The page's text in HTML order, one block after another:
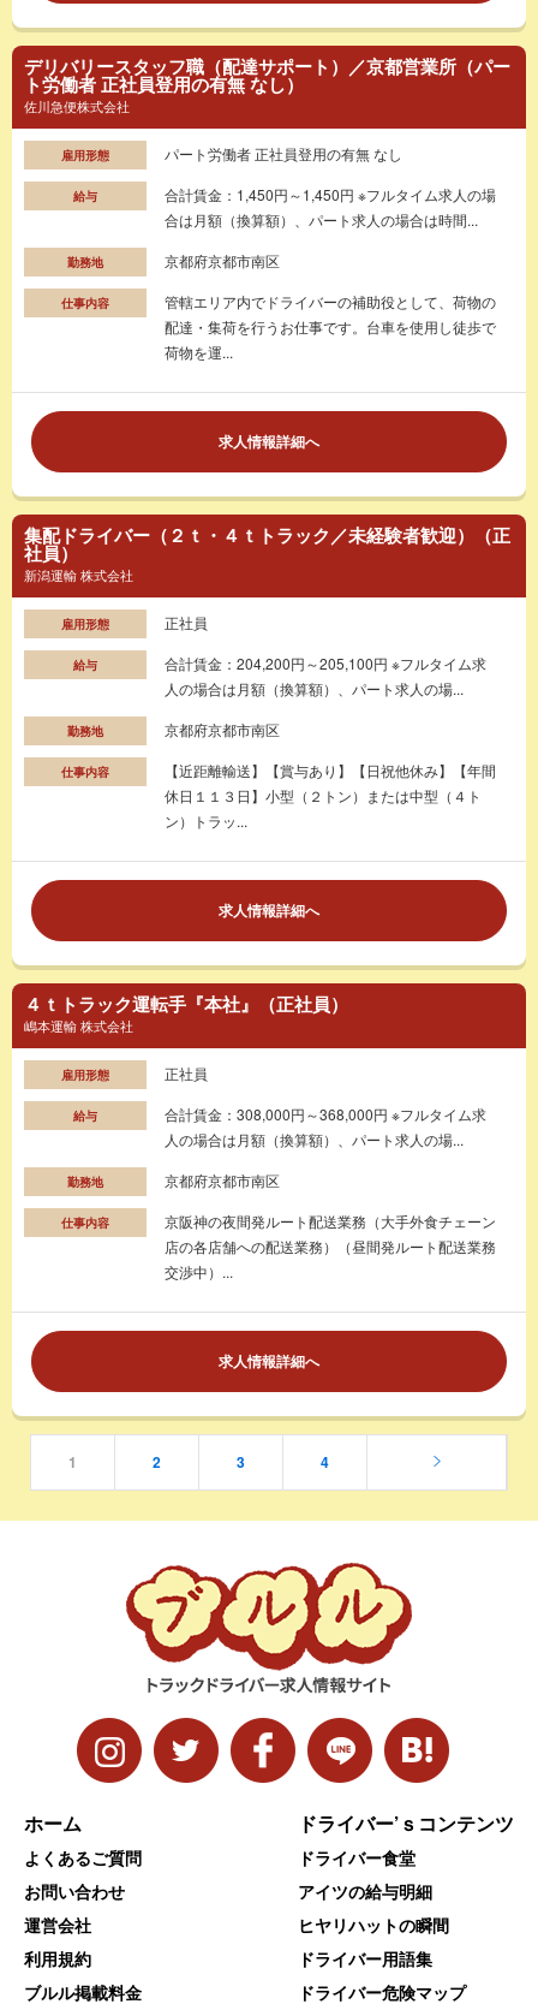
デリバリースタッフ職（配達サポート）／京都営業所（パー
ト労働者 正社員登用の有無 なし）
佐川急便株式会社
雇用形態 パート労働者 正社員登用の有無 なし
給与
合計賃金：1,450円～1,450円 ※フルタイム求人の場
合は月額（換算額）、パート求人の場合は時間...
勤務地 京都府京都市南区
仕事内容
管轄エリア内でドライバーの補助役として、荷物の
配達・集荷を行うお仕事です。台車を使用し徒歩で
荷物を運...
求人情報詳細へ
集配ドライバー（２ｔ・４ｔトラック／未経験者歓迎）（正
社員）
新潟運輸 株式会社
雇用形態 正社員
給与
合計賃金：204,200円～205,100円 ※フルタイム求
人の場合は月額（換算額）、パート求人の場...
勤務地 京都府京都市南区
仕事内容
【近距離輸送】【賞与あり】【日祝他休み】【年間
休日１１３日】小型（２トン）または中型（４ト
ン）トラッ...
求人情報詳細へ
４ｔトラック運転手『本社』（正社員）
嶋本運輸 株式会社
雇用形態 正社員
給与
合計賃金：308,000円～368,000円 ※フルタイム求
人の場合は月額（換算額）、パート求人の場...
勤務地 京都府京都市南区
仕事内容
京阪神の夜間発ルート配送業務（大手外食チェーン
店の各店舗への配送業務）（昼間発ルート配送業務
交渉中）...
求人情報詳細へ
1 2 3 4
ホーム
よくあるご質問
お問い合わせ
運営会社
利用規約
ブルル掲載料金
ドライバー’ｓコンテンツ
ドライバー食堂
アイツの給与明細
ヒヤリハットの瞬間
ドライバー用語集
ドライバー危険マップ